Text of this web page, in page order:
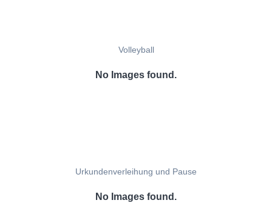
Volleyball
No Images found.
Urkundenverleihung und Pause
No Images found.